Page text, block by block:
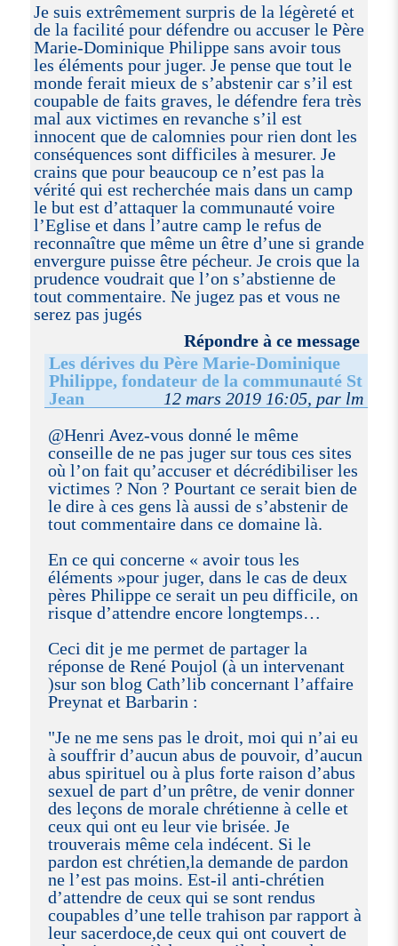
Je suis extrêmement surpris de la légèreté et
de la facilité pour défendre ou accuser le Père
Marie-Dominique Philippe sans avoir tous
les éléments pour juger. Je pense que tout le
monde ferait mieux de s’abstenir car s’il est
coupable de faits graves, le défendre fera très
mal aux victimes en revanche s’il est
innocent que de calomnies pour rien dont les
conséquences sont difficiles à mesurer. Je
crains que pour beaucoup ce n’est pas la
vérité qui est recherchée mais dans un camp
le but est d’attaquer la communauté voire
l’Eglise et dans l’autre camp le refus de
reconnaître que même un être d’une si grande
envergure puisse être pécheur. Je crois que la
prudence voudrait que l’on s’abstienne de
tout commentaire. Ne jugez pas et vous ne
serez pas jugés
Répondre à ce message
Les dérives du Père Marie-Dominique
Philippe, fondateur de la communauté St
Jean
12 mars 2019 16:05, par lm
@Henri Avez-vous donné le même
conseille de ne pas juger sur tous ces sites
où l’on fait qu’accuser et décrédibiliser les
victimes ? Non ? Pourtant ce serait bien de
le dire à ces gens là aussi de s’abstenir de
tout commentaire dans ce domaine là.
En ce qui concerne « avoir tous les
éléments »pour juger, dans le cas de deux
pères Philippe ce serait un peu difficile, on
risque d’attendre encore longtemps…
Ceci dit je me permet de partager la
réponse de René Poujol (à un intervenant
)sur son blog Cath’lib concernant l’affaire
Preynat et Barbarin :
"Je ne me sens pas le droit, moi qui n’ai eu
à souffrir d’aucun abus de pouvoir, d’aucun
abus spirituel ou à plus forte raison d’abus
sexuel de part d’un prêtre, de venir donner
des leçons de morale chrétienne à celle et
ceux qui ont eu leur vie brisée. Je
trouverais même cela indécent. Si le
pardon est chrétien,la demande de pardon
ne l’est pas moins. Est-il anti-chrétien
d’attendre de ceux qui se sont rendus
coupables d’une telle trahison par rapport à
leur sacerdoce,de ceux qui ont couvert de